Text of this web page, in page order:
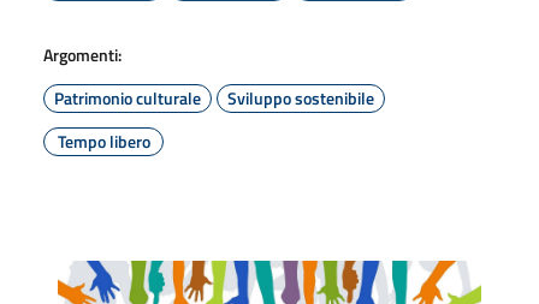
Argomenti:
Patrimonio culturale
Sviluppo sostenibile
Tempo libero